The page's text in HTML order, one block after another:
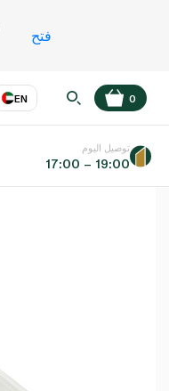
فتح
EN
عر
0
توصيل اليوم
17:00 – 19:00